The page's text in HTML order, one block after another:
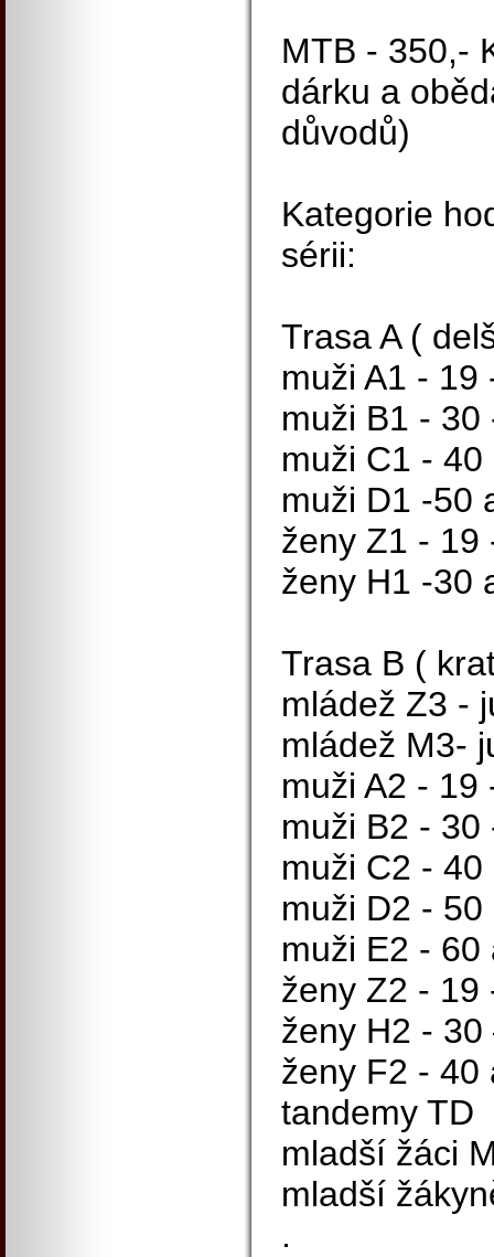
MTB - 350,-
dárku a
důvodů)
Kategorie
sérii:
Trasa A (
muži A1 - 19
muži B1 - 30
muži C1 - 40
muži D1 -50
ženy Z1 - 19
ženy H1 -30
Trasa B (
mládež Z3 -
mládež M3-
muži A2 - 19
muži B2 - 30
muži C2 - 40
muži D2 - 50
muži E2 - 60
ženy Z2 - 19
ženy H2 - 30
ženy F2 - 40
tandemy TD
mladší žáci
mladší
.